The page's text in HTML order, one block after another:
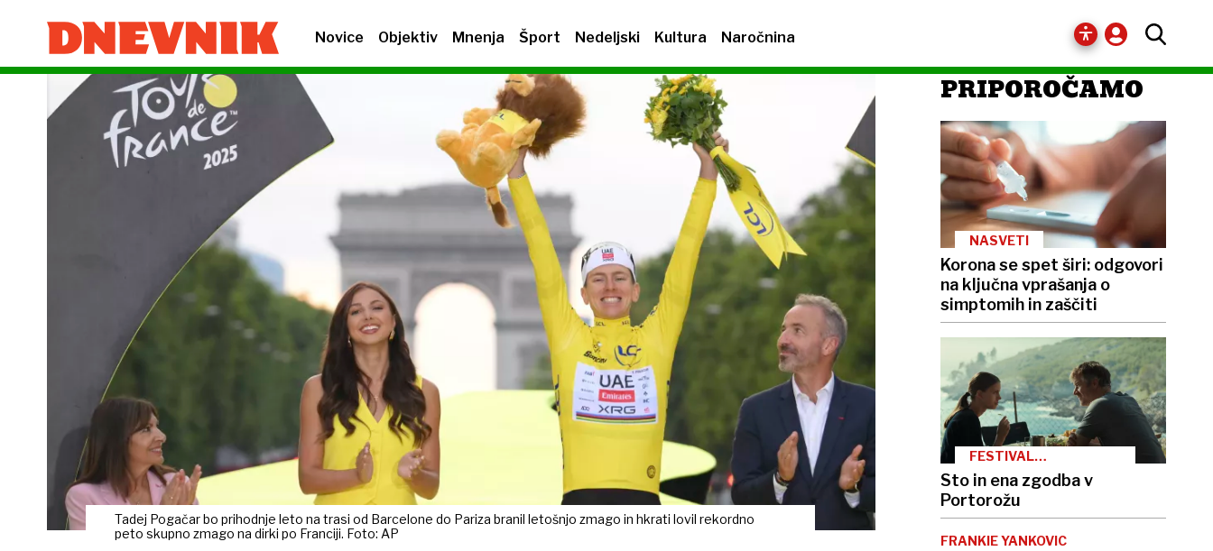
Novice Objektiv Mnenja Šport Nedeljski Kultura Naročnina
Tadej Pogačar bo prihodnje leto na trasi od Barcelone do Pariza branil letošnjo zmago in hkrati lovil rekordno
peto skupno zmago na dirki po Franciji. Foto: AP
PRIPOROČAMO
NASVETI
Korona se spet širi: odgovori
na ključna vprašanja o
simptomih in zaščiti
FESTIVAL
SLOVENSKEGA FILMA
Sto in ena zgodba v
Portorožu
FRANKIE YANKOVIC